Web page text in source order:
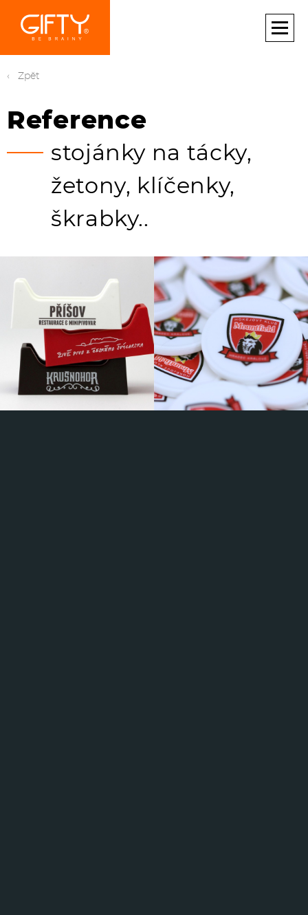
Zobrazit
Zpět
Reference
stojánky na tácky,
žetony, klíčenky,
škrabky..